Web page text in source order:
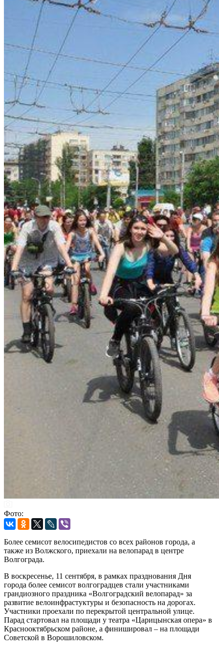
Фото:
Более семисот велосипедистов со всех районов города, а
также из Волжского, приехали на велопарад в центре
Волгограда.
В воскресенье, 11 сентября, в рамках празднования Дня
города более семисот волгоградцев стали участниками
грандиозного праздника «Волгоградский велопарад» за
развитие велоинфрастуктуры и безопасность на дорогах.
Участники проехали по перекрытой центральной улице.
Парад стартовал на площади у театра «Царицынская опера» в
Краснооктябрьском районе, а финишировал – на площади
Советской в Ворошиловском.